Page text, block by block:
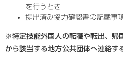
を行うとき
提出済み協力確認書の記載事
※特定技能外国人の転職や転出、帰
から該当する地方公共団体へ連絡す